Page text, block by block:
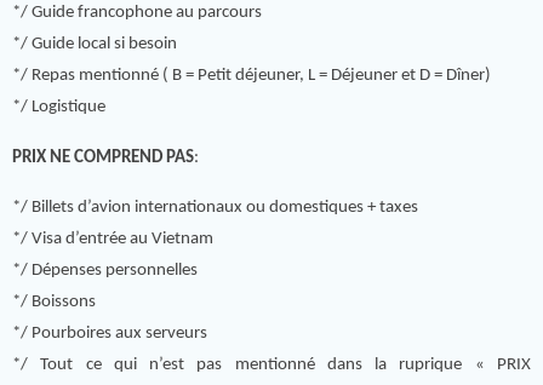
*/ Guide francophone au parcours
*/ Guide local si besoin
*/ Repas mentionné ( B = Petit déjeuner, L = Déjeuner et D = Dîner)
*/ Logistique
PRIX NE COMPREND PAS:
*/ Billets d’avion internationaux ou domestiques + taxes
*/ Visa d’entrée au Vietnam
*/ Dépenses personnelles
*/ Boissons
*/ Pourboires aux serveurs
*/ Tout ce qui n’est pas mentionné dans la ruprique « PRIX